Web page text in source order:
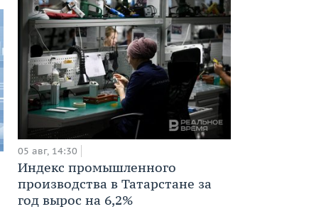
05 авг, 14:30
Индекс промышленного
производства в Татарстане за
год вырос на 6,2%